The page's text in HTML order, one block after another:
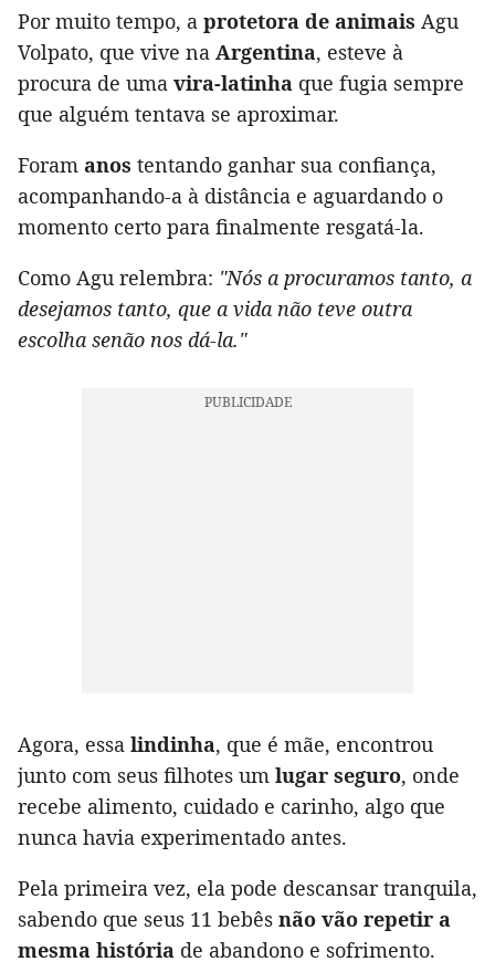
Por muito tempo, a protetora de animais Agu
Volpato, que vive na Argentina, esteve à
procura de uma vira-latinha que fugia sempre
que alguém tentava se aproximar.
Foram anos tentando ganhar sua confiança,
acompanhando-a à distância e aguardando o
momento certo para finalmente resgatá-la.
Como Agu relembra: "Nós a procuramos tanto, a
desejamos tanto, que a vida não teve outra
escolha senão nos dá-la."
Agora, essa lindinha, que é mãe, encontrou
junto com seus filhotes um lugar seguro, onde
recebe alimento, cuidado e carinho, algo que
nunca havia experimentado antes.
Pela primeira vez, ela pode descansar tranquila,
sabendo que seus 11 bebês não vão repetir a
mesma história de abandono e sofrimento.